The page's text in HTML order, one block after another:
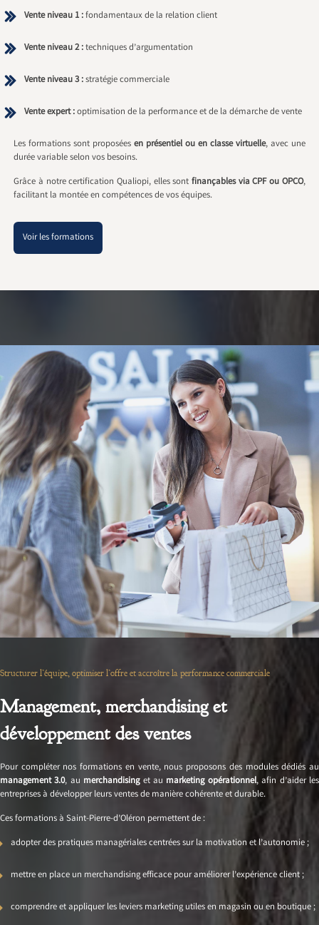
Vente niveau 1 :fondamentaux de la relation client
Vente niveau 2 :techniques d’argumentation
Vente niveau 3 :stratégie commerciale
Vente expert :optimisation de la performance et de la démarche de vente
Les formations sont proposéesen présentiel ou en classe virtuelle, avec une
durée variable selon vos besoins.
Grâce à notre certification Qualiopi, elles sontfinançables via CPF ou OPCO,
facilitant la montée en compétences de vos équipes.
Voir les formations
Structurer l’équipe, optimiser l’offre et accroître la performance commerciale
Management, merchandising et
développement des ventes
Pour compléter nos formations en vente, nous proposons des modules dédiés au
management 3.0, au merchandisinget au marketing opérationnel, afin d’aider les
entreprises à développer leurs ventes de manière cohérente et durable.
Ces formations à Saint-Pierre-d’Oléron permettent de :
adopter des pratiques managériales centrées sur la motivation et l’autonomie ;
mettre en place un merchandising efficace pour améliorer l’expérience client ;
comprendre et appliquer les leviers marketing utiles en magasin ou en boutique ;